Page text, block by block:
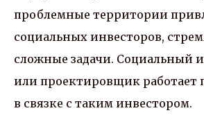
проблемные территории
социальных инвесторов,
сложные задачи. Социальный
или проектировщик работает
в связке с таким инвестором.